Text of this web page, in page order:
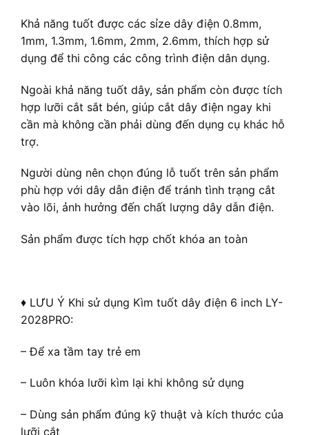
Khả năng tuốt được các sỉze dây điện 0.8mm,
1mm, 1.3mm, 1.6mm, 2mm, 2.6mm, thích hợp sử
dụng để thi công các công trình điện dân dụng.
Ngoài khả năng tuốt dây, sản phẩm còn được tích
hợp lưỡi cắt sắt bén, giúp cắt dây điện ngay khi
cần mà không cần phải dùng đến dụng cụ khác hỗ
trợ.
Người dùng nên chọn đúng lỗ tuốt trên sản phẩm
phù hợp với dây dẫn điện để tránh tình trạng cắt
vào lõi, ảnh hưởng đến chất lượng dây dẫn điện.
Sản phẩm được tích hợp chốt khóa an toàn
♦ LƯU Ý Khi sử dụng Kìm tuốt dây điện 6 inch LY-
2028PRO:
– Để xa tầm tay trẻ em
– Luôn khóa lưỡi kìm lại khi không sử dụng
– Dùng sản phẩm đúng kỹ thuật và kích thước của
lưỡi cắt